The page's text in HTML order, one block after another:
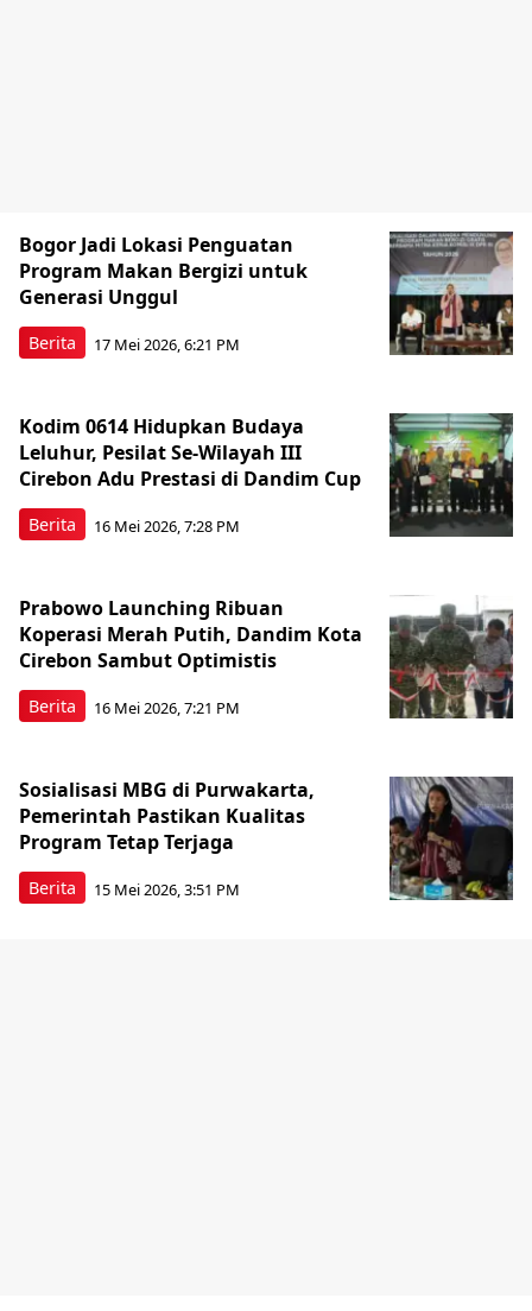
Berita
Bogor Jadi Lokasi Penguatan
Program Makan Bergizi untuk
Generasi Unggul
17 Mei 2026, 6:21 PM
Berita
Kodim 0614 Hidupkan Budaya
Leluhur, Pesilat Se-Wilayah III
Cirebon Adu Prestasi di Dandim Cup
16 Mei 2026, 7:28 PM
Berita
Prabowo Launching Ribuan
Koperasi Merah Putih, Dandim Kota
Cirebon Sambut Optimistis
16 Mei 2026, 7:21 PM
Berita
Sosialisasi MBG di Purwakarta,
Pemerintah Pastikan Kualitas
Program Tetap Terjaga
15 Mei 2026, 3:51 PM